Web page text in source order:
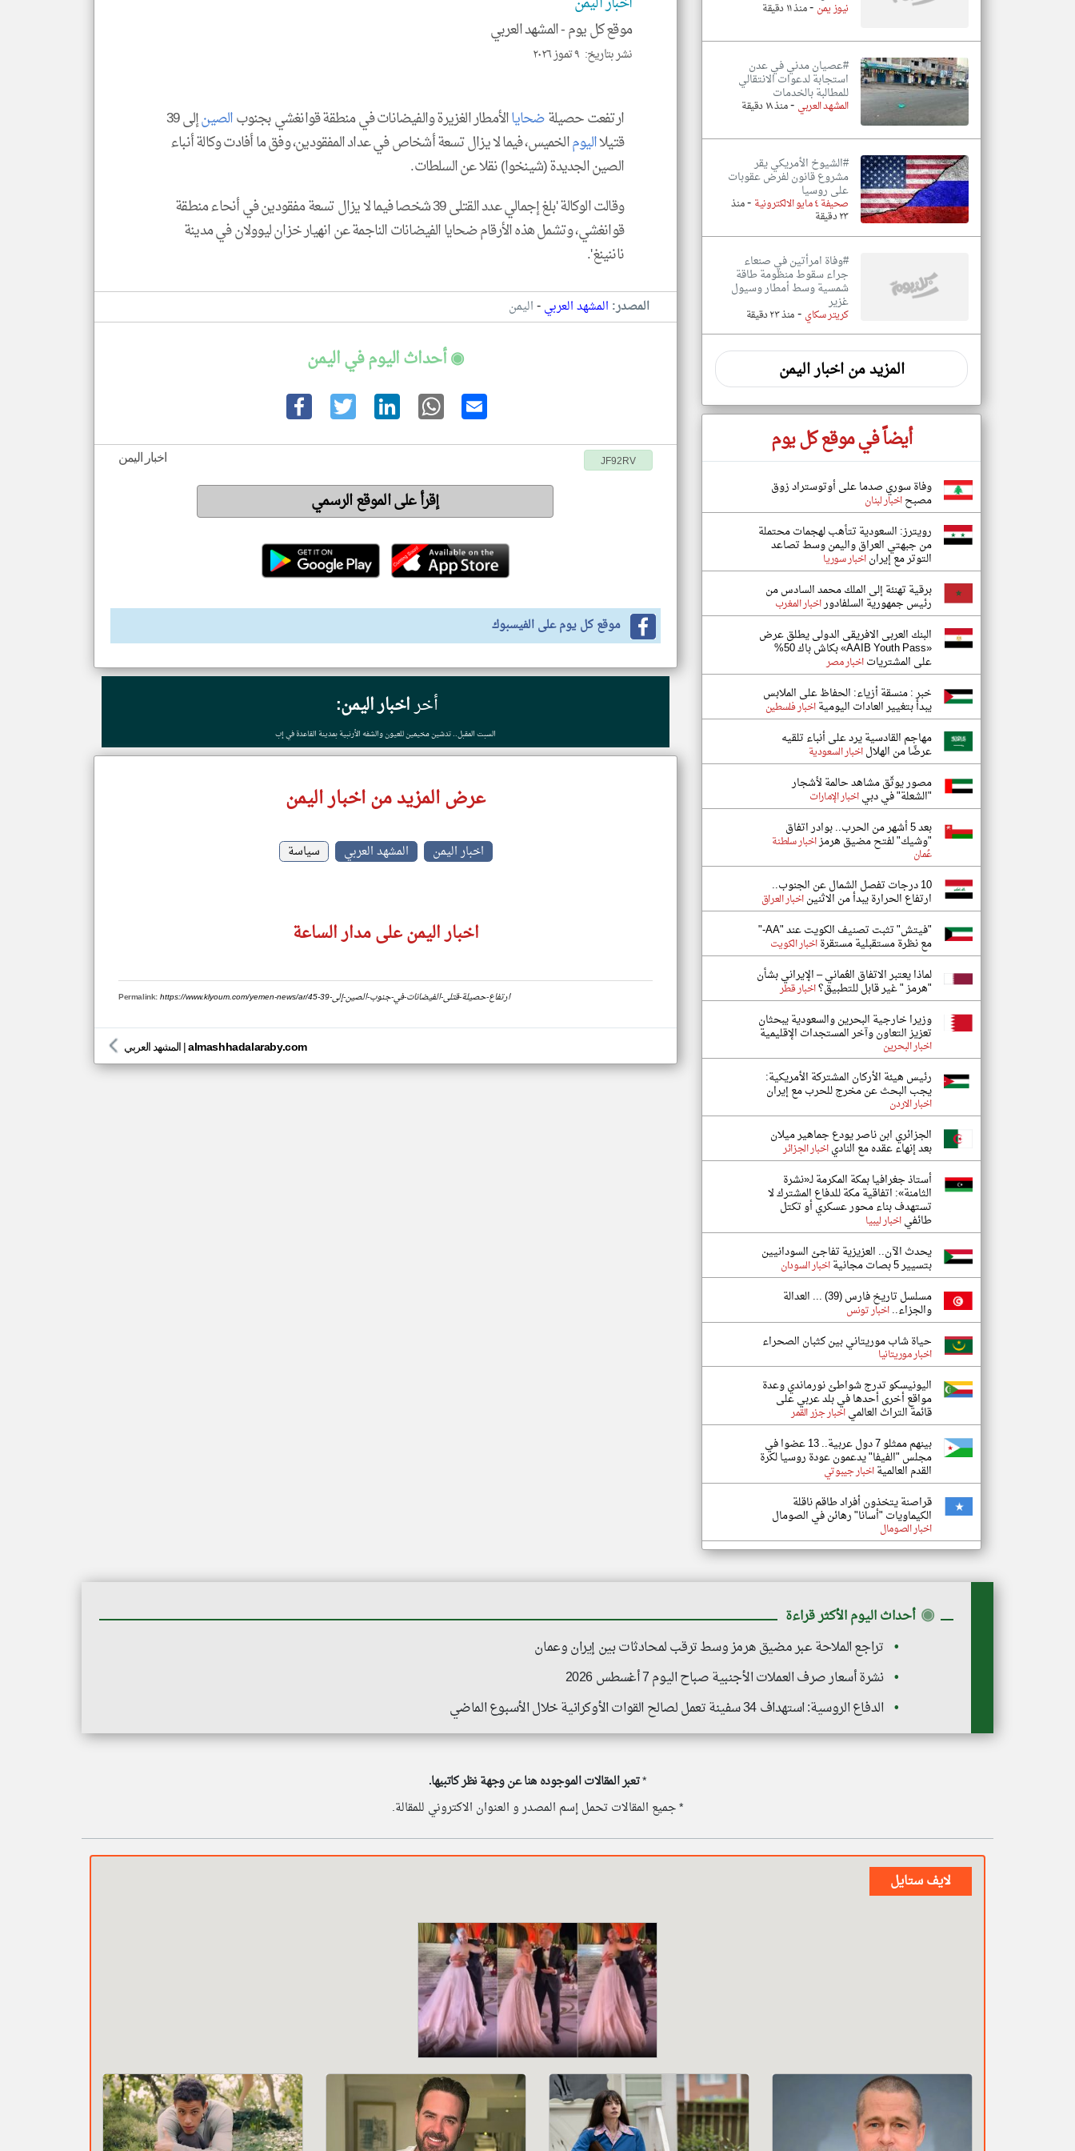
موقع كل يوم -المشهد العربي
نشر بتاريخ: ٩ تموز ٢٠٢٦
ارتفعت حصيلةضحاياالأمطار الغزيرة والفيضانات في منطقة قوانغشي بجنوبالصين
إلى 39
قتيلااليومالخميس، فيما لا يزال تسعة أشخاص في عداد المفقودين، وفق ما أفادت وكالة أنباء
الصين الجديدة (شينخوا) نقلا عن السلطات.
وقالت الوكالة 'بلغ إجمالي عدد القتلى 39 شخصا فيما لا يزال تسعة مفقودين في أنحاء منطقة
قوانغشي، وتشمل هذه الأرقام ضحايا الفيضانات الناجمة عن انهيار خزان ليوولان في مدينة
ناننينغ'.
المصدر: المشهد العربي-اليمن
◉ أحداث اليوم في اليمن
اخبار اليمن JF92RV
إقرأ على الموقع الرسمي
موقع كل يوم على الفيسبوك
أخراخبار اليمن:
السبت المقبل.. تدشين مخيمين للعيون والشفه الأرنبية بمدينة القاعدة في إب
عرض المزيد من اخبار اليمن
اخبار اليمن المشهد العربي سياسة
اخبار اليمن على مدار الساعة
Permalink: https://www.klyoum.com/yemen-news/ar/45-ارتفاع-حصيلة-قتلى-الفيضانات-في-جنوب-الصين-إلى-39
المشهد العربي |almashhadalaraby.com
نيوز يمن -منذ ١١ دقيقة
#عصيان مدني في عدن
استجابة لدعوات الانتقالي
للمطالبة بالخدمات
المشهد العربي -منذ ١٨ دقيقة
#الشيوخ الأمريكي يقر
مشروع قانون لفرض عقوبات
على روسيا
صحيفة ٤ مايو الالكترونية -منذ
٢٣ دقيقة
#وفاة امرأتين في صنعاء
جراء سقوط منظومة طاقة
شمسية وسط أمطار وسيول
غزير
كريتر سكاي -منذ ٢٣ دقيقة
المزيد من اخبار اليمن
أيضاً في موقع كل يوم
وفاة سوري صدما على أوتوستراد زوق
مصبحاخبار لبنان
رويترز: السعودية تتأهب لهجمات محتملة
من جبهتي العراق واليمن وسط تصاعد
التوتر مع إيراناخبار سوريا
برقية تهنئة إلى الملك محمد السادس من
رئيس جمهورية السلفادوراخبار المغرب
البنك العربى الافريقى الدولى يطلق عرض
«AAIB Youth Pass» بكاش باك 50%
على المشترياتاخبار مصر
خبر : منسقة أزياء: الحفاظ على الملابس
يبدأ بتغيير العادات اليوميةاخبار فلسطين
مهاجم القادسية يرد على أنباء تلقيه
عرضًا من الهلالاخبار السعودية
مصور يوثّق مشاهد حالمة لأشجار
"الشعلة" في دبياخبار الإمارات
بعد 5 أشهر من الحرب.. بوادر اتفاق
"وشيك" لفتح مضيق هرمزاخبار سلطنة
عُمان
10 درجات تفصل الشمال عن الجنوب..
ارتفاع الحرارة يبدأ من الاثنيناخبار العراق
"فيتش" تثبت تصنيف الكويت عند "AA-"
مع نظرة مستقبلية مستقرةاخبار الكويت
لماذا يعتبر الاتفاق العُماني – الإيراني بشأن
"هرمز " غير قابل للتطبيق؟اخبار قطر
وزيرا خارجية البحرين والسعودية يبحثان
تعزيز التعاون وآخر المستجدات الإقليمية
اخبار البحرين
رئيس هيئة الأركان المشتركة الأمريكية:
يجب البحث عن مخرج للحرب مع إيران
اخبار الاردن
الجزائري ابن ناصر يودع جماهير ميلان
بعد إنهاء عقده مع النادياخبار الجزائر
أستاذ جغرافيا بمكة المكرمة لـ«نشرة
الثامنة»: اتفاقية مكة للدفاع المشترك لا
تستهدف بناء محور عسكري أو تكتل
طائفياخبار ليبيا
يحدث الآن.. العزيزية تفاجئ السودانيين
بتسيير 5 بصات مجانية اخبار السودان
مسلسل تاريخ فارس (39) ... العدالة
والجزاء..اخبار تونس
حياة شاب موريتاني بين كثبان الصحراء
اخبار موريتانيا
اليونيسكو تدرج شواطئ نورماندي وعدة
مواقع أخرى أحدها في بلد عربي على
قائمة التراث العالمياخبار جزر القمر
بينهم ممثلو 7 دول عربية.. 13 عضوا في
مجلس "الفيفا" يدعمون عودة روسيا لكرة
القدم العالميةاخبار جيبوتي
قراصنة يتخذون أفراد طاقم ناقلة
الكيماويات "أسانا" رهائن في الصومال
اخبار الصومال
◉ أحداث اليوم الأكثر قراءة
تراجع الملاحة عبر مضيق هرمز وسط ترقب لمحادثات بين إيران وعمان
نشرة أسعار صرف العملات الأجنبية صباح اليوم 7 أغسطس 2026
الدفاع الروسية: استهداف 34 سفينة تعمل لصالح القوات الأوكرانية خلال الأسبوع الماضي
*تعبر المقالات الموجوده هنا عن وجهة نظر كاتبيها.
* جميع المقالات تحمل إسم المصدر و العنوان الاكتروني للمقالة.
لايف ستايل